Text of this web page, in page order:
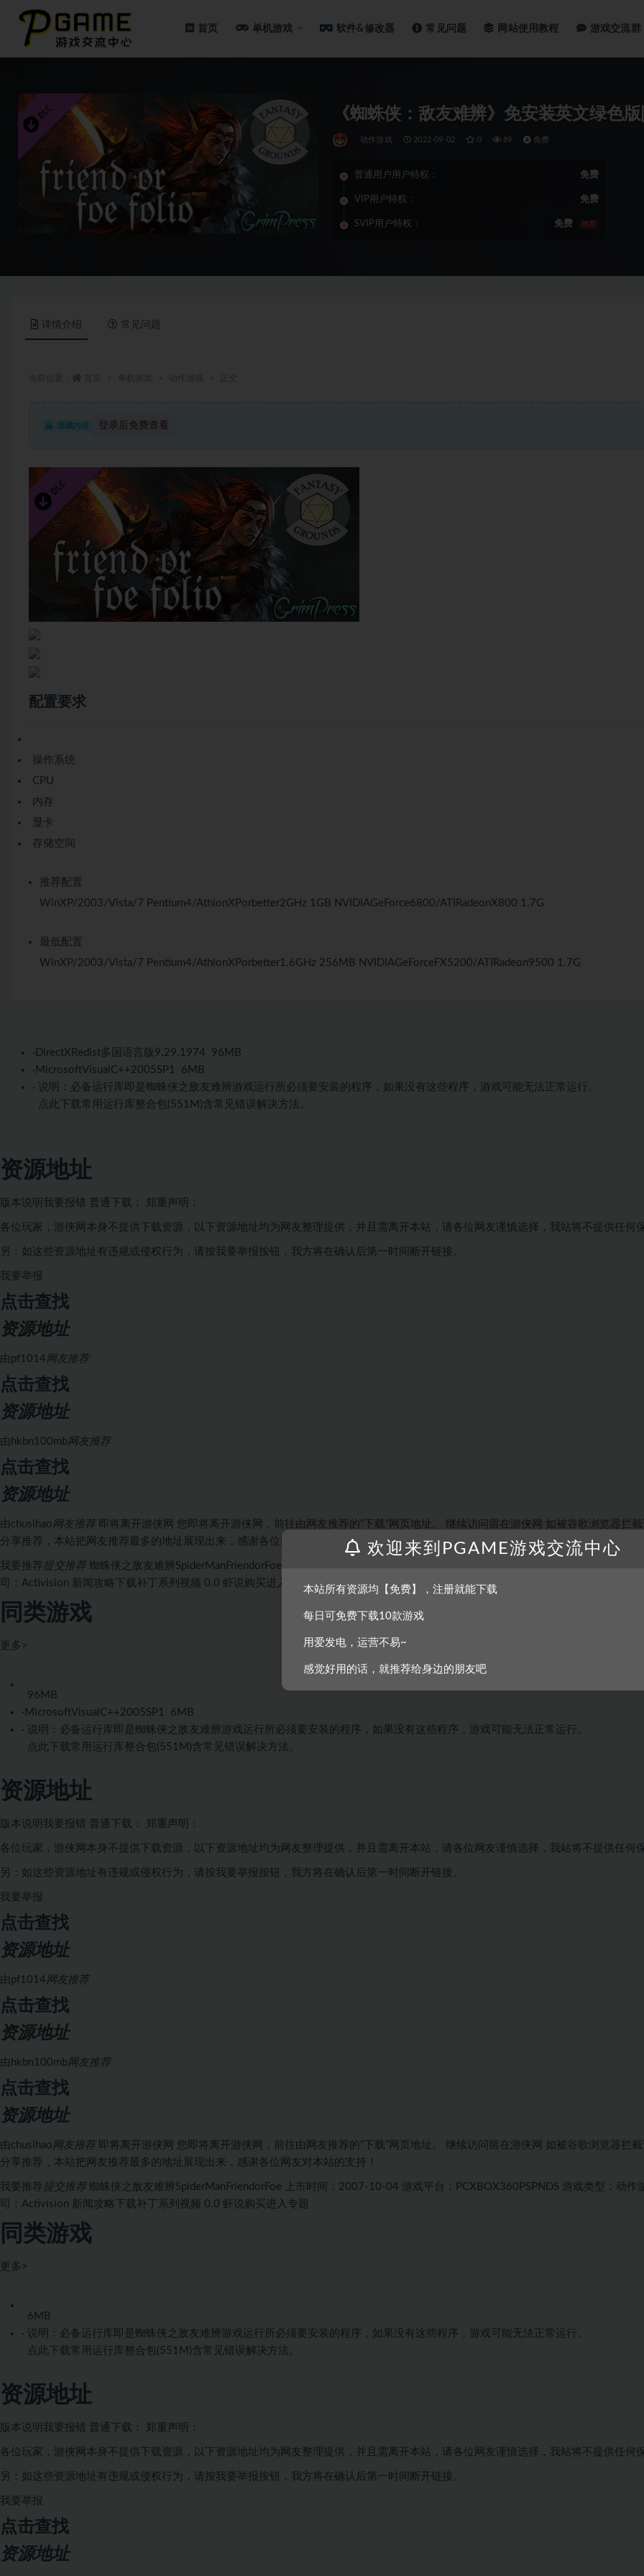
首页 单机游戏 软件&修改器 常见问题 网站使用教程 游戏交流群
《蜘蛛侠：敌友难辨》免安装英文绿色
动作游戏 2022-09-02 0 89 免费
普通用户用户特权： 免费
VIP用户特权： 免费
SVIP用户特权： 免费 推荐
详情介绍 常见问题
隐藏内容 登录后免费查看
配置要求
操作系统
CPU
内存
显卡
存储空间
推荐配置
WinXP/2003/Vista/7 Pentium4/AthlonXPorbetter2GHz 1GB NVIDIAGeForce6800/ATIRadeonX800 1.7G
最低配置
WinXP/2003/Vista/7 Pentium4/AthlonXPorbetter1.6GHz 256MB NVIDIAGeForceFX5200/ATIRadeon9500 1.7G
· DirectXRedist多国语言版9.29.1974 96MB
· MicrosoftVisualC++2005SP1
6MB
· 说明：必备运行库即是蜘蛛侠之敌友难辨游戏运行所必须要安装的程序，如果没有这些程序，游戏可能无法正常运行。
点此下载常用运行库整合包(551M)含常见错误解决方法。
资源地址
版本说明 我要报错 普通下载： 郑重声明：
各位玩家，游侠网本身不提供下载资源，以下资源地址均为网友整理提供，并且需离开本站，请各位网友谨慎选择，我站将不提供任何
另：如这些资源地址有违规或侵权行为，请按我要举报按钮，我方将在确认后第一时间断开链接。
我要举报
点击查找
资源地址
由 pf1014 网友推荐
点击查找
资源地址
由 hkbn100mb网友推荐
点击查找
资源地址
由 chusihao 网友推荐 即将离开游侠网 您即将离开游侠网，前往由 网友推荐的“ 下载”网页地址。 继续访问 留在游侠网
如被谷歌浏览器拦
分享推荐，本站把网友推荐最多的地址展现出来，感谢各位网友对本站的支持！
我要推荐 提交推荐 蜘蛛侠之敌友难辨 SpiderManFriendorFoe
司：Activision 新闻 攻略 下载补丁 系列 视频 0.0 虾说 购买 进入专题
同类游戏
更多>
96MB
· MicrosoftVisualC++2005SP1
6MB
· 说明：必备运行库即是蜘蛛侠之敌友难辨游戏运行所必须要安装的程序，如果没有这些程序，游戏可能无法正常运行。
点此下载常用运行库整合包(551M)含常见错误解决方法。
资源地址
版本说明 我要报错 普通下载： 郑重声明：
各位玩家，游侠网本身不提供下载资源，以下资源地址均为网友整理提供，并且需离开本站，请各位网友谨慎选择，我站将不提供任何
另：如这些资源地址有违规或侵权行为，请按我要举报按钮，我方将在确认后第一时间断开链接。
我要举报
点击查找
资源地址
由 pf1014 网友推荐
点击查找
资源地址
由 hkbn100mb网友推荐
点击查找
资源地址
由 chusihao 网友推荐 即将离开游侠网 您即将离开游侠网，前往由 网友推荐的“ 下载”网页地址。 继续访问 留在游侠网
如被谷歌浏览器拦
分享推荐，本站把网友推荐最多的地址展现出来，感谢各位网友对本站的支持！
我要推荐 提交推荐 蜘蛛侠之敌友难辨 SpiderManFriendorFoe 上市时间：2007-10-04 游戏平台：PCXBOX360PSPNDS 游戏类型：动作
司：Activision 新闻 攻略 下载补丁 系列 视频 0.0 虾说 购买 进入专题
同类游戏
更多>
6MB
· 说明：必备运行库即是蜘蛛侠之敌友难辨游戏运行所必须要安装的程序，如果没有这些程序，游戏可能无法正常运行。
点此下载常用运行库整合包(551M)含常见错误解决方法。
资源地址
版本说明 我要报错 普通下载： 郑重声明：
各位玩家，游侠网本身不提供下载资源，以下资源地址均为网友整理提供，并且需离开本站，请各位网友谨慎选择，我站将不提供任何
另：如这些资源地址有违规或侵权行为，请按我要举报按钮，我方将在确认后第一时间断开链接。
我要举报
点击查找
资源地址
欢迎来到PGAME游戏交流中心
本站所有资源均【免费】，注册就能下载
每日可免费下载10款游戏
用爱发电，运营不易~
感觉好用的话，就推荐给身边的朋友吧